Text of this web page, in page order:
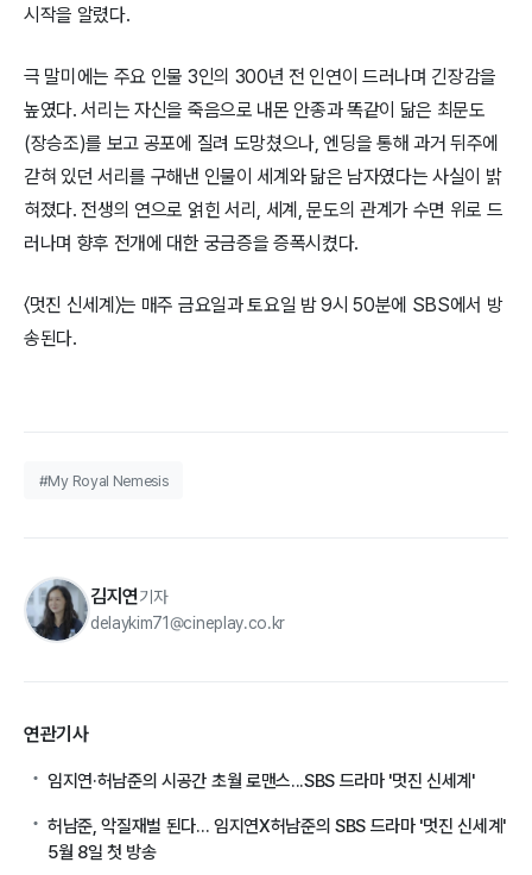
시작을 알렸다.
극 말미에는 주요 인물 3인의 300년 전 인연이 드러나며 긴장감을
높였다. 서리는 자신을 죽음으로 내몬 안종과 똑같이 닮은 최문도
(장승조)를 보고 공포에 질려 도망쳤으나, 엔딩을 통해 과거 뒤주에
갇혀 있던 서리를 구해낸 인물이 세계와 닮은 남자였다는 사실이 밝
혀졌다. 전생의 연으로 얽힌 서리, 세계, 문도의 관계가 수면 위로 드
러나며 향후 전개에 대한 궁금증을 증폭시켰다.
〈멋진 신세계〉는 매주 금요일과 토요일 밤 9시 50분에 SBS에서 방
송된다.
#My Royal Nemesis
김지연기자
delaykim71@cineplay.co.kr
연관기사
임지연·허남준의 시공간 초월 로맨스...SBS 드라마 '멋진 신세계'
허남준, 악질재벌 된다... 임지연X허남준의 SBS 드라마 '멋진 신세계'
5월 8일 첫 방송